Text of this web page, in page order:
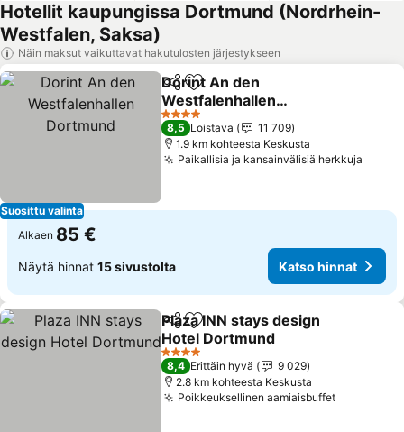
Hotellit kaupungissa Dortmund (Nordrhein-
Westfalen, Saksa)
Näin maksut vaikuttavat hakutulosten järjestykseen
Suosittu valinta
Jaa Lisää suosikkeihin
Dorint An den
Westfalenhallen
Dortmund
4 Tähtiluokitus
8,5 Loistava
11 709
1.9 km kohteesta Keskusta
Paikallisia ja kansainvälisiä herkkuja
Alkaen 85 €
Näytä hinnat 15 sivustolta Katso hinnat
Jaa Lisää suosikkeihin
Plaza INN stays design
Hotel Dortmund
4 Tähtiluokitus
8,4 Erittäin hyvä
9 029
2.8 km kohteesta Keskusta
Poikkeuksellinen aamiaisbuffet